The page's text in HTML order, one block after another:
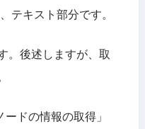
テキスト部分です。
。後述しますが、取
ドの情報の取得」